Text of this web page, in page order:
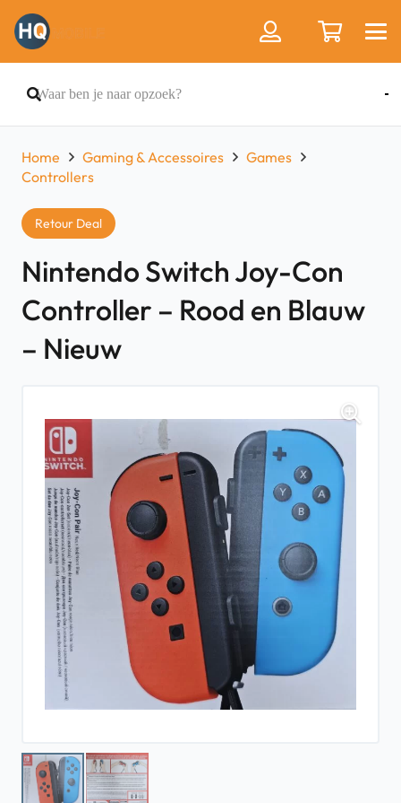
Home Gaming & Accessoires
Games
Controllers
Retour Deal
Nintendo Switch Joy-Con
Controller – Rood en Blauw
– Nieuw